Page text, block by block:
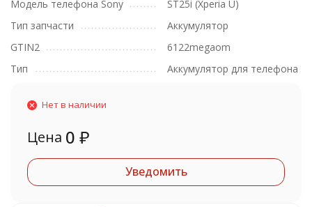
Модель телефона Sony
ST25i (Xperia U)
Тип запчасти
Аккумулятор
GTIN2
6122megaom
Тип
Аккумулятор для телефона
Нет в наличии
Цена 0 ₽
Уведомить